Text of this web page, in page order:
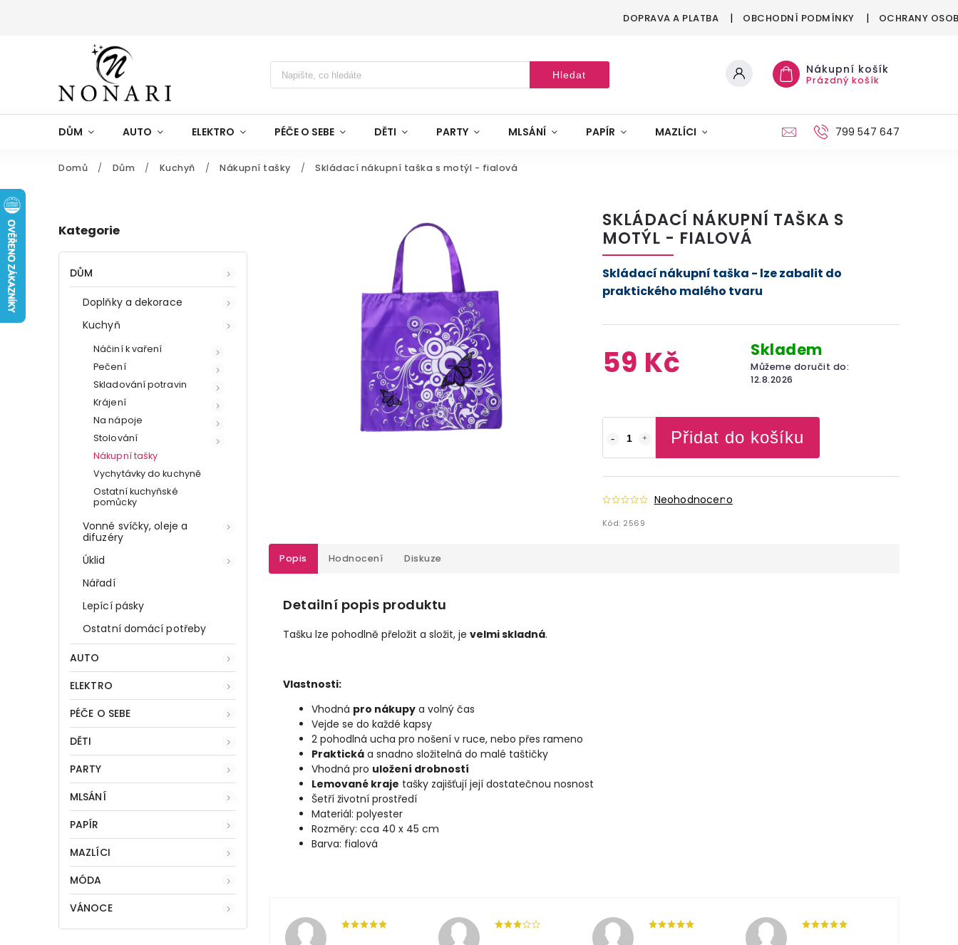
DOPRAVA A PLATBA OBCHODNÍ PODMÍNKY OCHRANY
Hledat Nákupní košík
Prázdný košík
DŮM AUTO ELEKTRO PÉČE O SEBE DĚTI PARTY MLSÁNÍ PAPÍR MAZLÍCI VÁNOCE799 547 647
Domů / Dům / Kuchyň / Nákupní tašky / Skládací nákupní taška s motýl - fialová
Kategorie
DŮM
Doplňky a dekorace
Kuchyň
Náčiní k vaření
Pečení
Skladování potravin
Krájení
Na nápoje
Stolování
Nákupní tašky
Vychytávky do kuchyně
Ostatní kuchyňské
pomůcky
Vonné svíčky, oleje a
difuzéry
Úklid
Nářadí
Lepící pásky
Ostatní domácí potřeby
AUTO
ELEKTRO
PÉČE O SEBE
DĚTI
PARTY
MLSÁNÍ
PAPÍR
MAZLÍCI
MÓDA
VÁNOCE
SKLÁDACÍ NÁKUPNÍ TAŠKA S
MOTÝL - FIALOVÁ
59 Kč Skladem
Můžeme doručit do:
12.8.2026
Přidat do košíku
Neohodnoceno
Kód: 2569
Skládací nákupní taška - lze zabalit do
praktického malého tvaru
Popis Hodnocení Diskuze
Detailní popis produktu
Tašku lze pohodlně přeložit a složit, je velmi skladná.
Vlastnosti:
Vhodná pro nákupy a volný čas
Vejde se do každé kapsy
2 pohodlná ucha pro nošení v ruce, nebo přes rameno
Praktická a snadno složitelná do malé taštičky
Vhodná pro uložení drobností
Lemované kraje tašky zajišťují její dostatečnou nosnost
Šetří životní prostředí
Materiál: polyester
Rozměry: cca 40 x 45 cm
Barva: fialová